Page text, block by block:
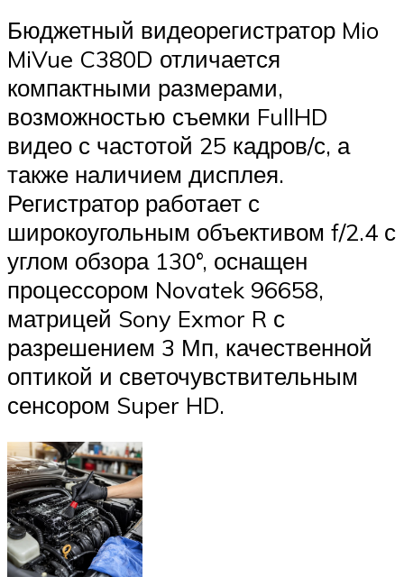
Бюджетный видеорегистратор Mio
MiVue C380D отличается
компактными размерами,
возможностью съемки FullHD
видео с частотой 25 кадров/с, а
также наличием дисплея.
Регистратор работает с
широкоугольным объективом f/2.4 с
углом обзора 130°, оснащен
процессором Novatek 96658,
матрицей Sony Exmor R с
разрешением 3 Мп, качественной
оптикой и светочувствительным
сенсором Super HD.